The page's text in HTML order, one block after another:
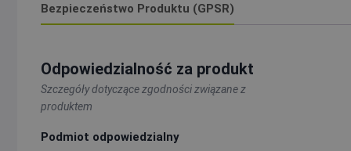
Bezpieczeństwo Produktu (GPSR)
Odpowiedzialność za produkt
Szczegóły dotyczące zgodności związane z
produktem
Podmiot odpowiedzialny